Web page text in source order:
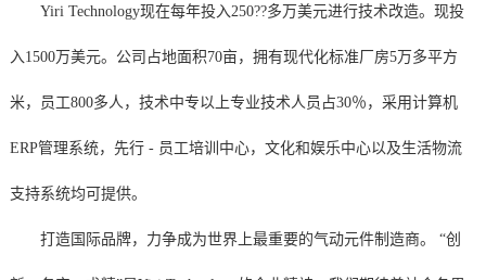
Yiri Technology现在每年投入250??多万美元进行技术改造。现投
入1500万美元。公司占地面积70亩，拥有现代化标准厂房5万多平方
米，员工800多人，技术中专以上专业技术人员占30％，采用计算机
ERP管理系统，先行 - 员工培训中心，文化和娱乐中心以及生活物流
支持系统均可提供。
打造国际品牌，力争成为世界上最重要的气动元件制造商。 “创